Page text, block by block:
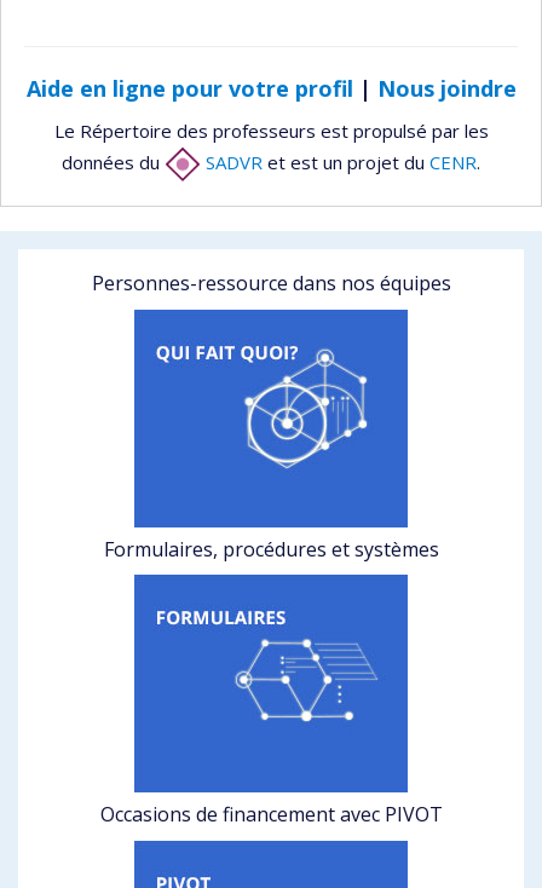
Aide en ligne pour votre profil | Nous joindre
Le Répertoire des professeurs est propulsé par les
données du
SADVR et est un projet du CENR.
Personnes-ressource dans nos équipes
Formulaires, procédures et systèmes
Occasions de financement avec PIVOT